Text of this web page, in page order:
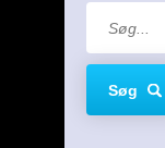
Søg